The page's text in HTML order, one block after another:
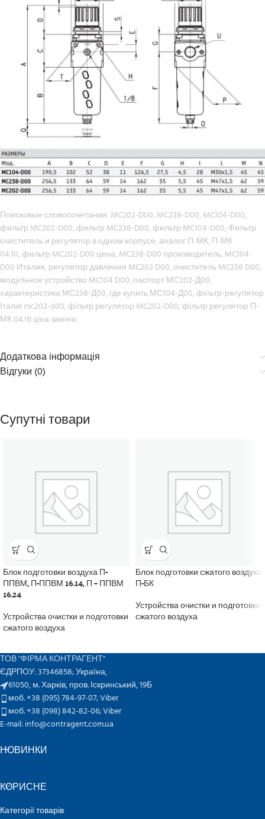
Поисковые словосочетания: MC202-D00, MC238-D00, MC104-D00,
фильтр MC202-D00, фильтр MC238-D00, фильтр MC104-D00, Фильтр
очиститель и регулятор в одном корпусе, аналог П-МК, П-МК
04.10, фильтр MC202-D00 цена, MC238-D00 производитель, MC104-
D00 Италия, регулятор давления MC202 D00, очиститель MC238 D00,
модульное устройство MC104 D00, паспорт МС202-Д00,
характеристика МС238-Д00, где купить МС104-Д00, фільтр-регулятор
Італія mc202-d00, фільтр регулятор MC202-D00, фільтр регулятор П-
МК 04.16 ціна заміни.
Додаткова інформація
Відгуки (0)
Супутні товари
Блок подготовки воздуха П-
ППВМ, П-ППВМ 16.14, П – ППВМ
16.24
Устройства очистки и подготовки
сжатого воздуха
Блок подготовки сжатого воздуха
П-БК
Устройства очистки и подготовки
сжатого воздуха
ТОВ "ФІРМА КОНТРАГЕНТ"
ЄДРПОУ: 37346858; Україна,
61050, м. Харків, пров. Іскринський, 19Б
моб. +38 (095) 784-97-07;Viber
моб. +38 (098) 842-82-06;Viber
E-mail: info@contragent.com.ua
НОВИНКИ
КОРИСНЕ
Категорії товарів